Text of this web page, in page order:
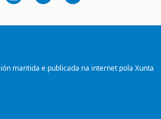
mantida e publicada na internet pola Xunta